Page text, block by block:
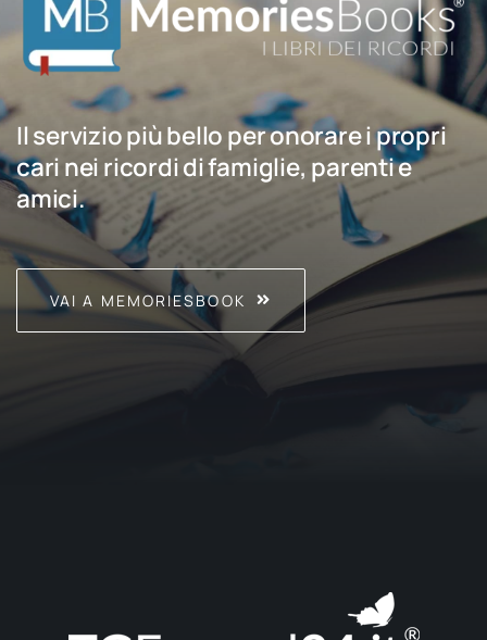
Il servizio più bello per onorare i propri
cari nei ricordi di famiglie, parenti e
amici.
VAI A MEMORIESBOOK